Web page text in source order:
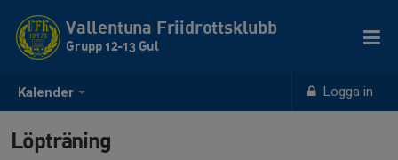
Kalender Logga in
Vallentuna Friidrottsklubb
Grupp 12-13 Gul
Löpträning